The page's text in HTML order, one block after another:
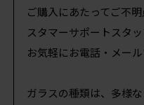
ご購入にあたってご不
スタマーサポートスタ
お気軽にお電話・メー
ガラスの種類は、多様